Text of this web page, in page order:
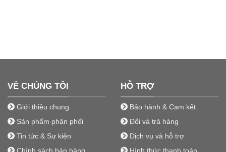
VỀ CHÚNG TÔI
Giới thiệu chung
Sản phẩm phân phối
Tin tức & Sự kiện
Chính sách bán hàng
HỖ TRỢ
Bảo hành & Cam kết
Đổi và trả hàng
Dịch vụ và hỗ trợ
Hình thức thanh toán